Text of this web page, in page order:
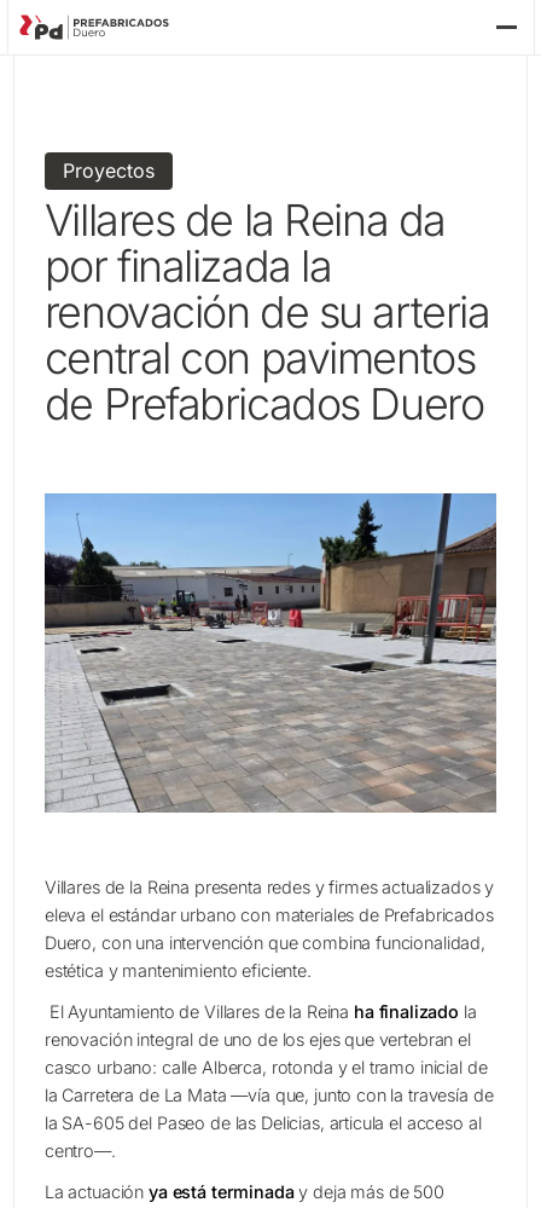
Proyectos
Villares de la Reina da
por finalizada la
renovación de su arteria
central con pavimentos
de Prefabricados Duero
Villares de la Reina presenta redes y firmes actualizados y
eleva el estándar urbano con materiales de Prefabricados
Duero, con una intervención que combina funcionalidad,
estética y mantenimiento eficiente.
El Ayuntamiento de Villares de la Reina ha finalizado la
renovación integral de uno de los ejes que vertebran el
casco urbano: calle Alberca, rotonda y el tramo inicial de
la Carretera de La Mata —vía que, junto con la travesía de
la SA-605 del Paseo de las Delicias, articula el acceso al
centro—.
La actuación ya está terminaday deja más de 500